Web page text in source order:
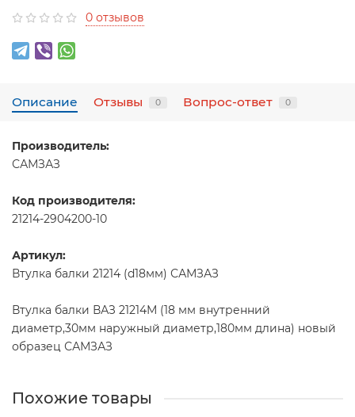
0 отзывов
Описание Отзывы 0 Вопрос-ответ 0
Производитель:
САМЗАЗ
Код производителя:
21214-2904200-10
Артикул:
Втулка балки 21214 (d18мм) САМЗАЗ
Втулка балки ВАЗ 21214М (18 мм внутренний
диаметр,30мм наружный диаметр,180мм длина) новый
образец САМЗАЗ
Похожие товары